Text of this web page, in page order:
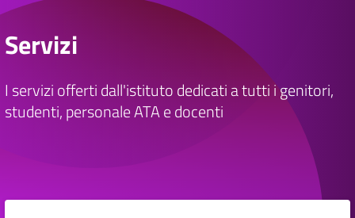
Servizi
I servizi offerti dall'istituto dedicati a tutti i genitori,
studenti, personale ATA e docenti